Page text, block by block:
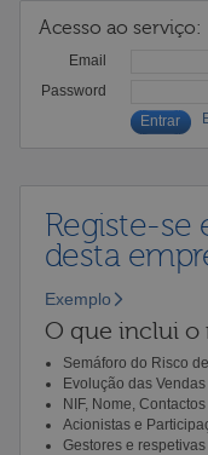
Acesso ao serviço:
Email
Password
Registe-se
desta
Exemplo
O que inclui o
Semáforo do Risco
Evolução das
NIF, Nome,
Acionistas e
Gestores e